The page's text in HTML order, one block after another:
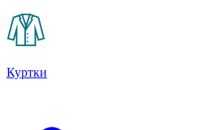
Куртки